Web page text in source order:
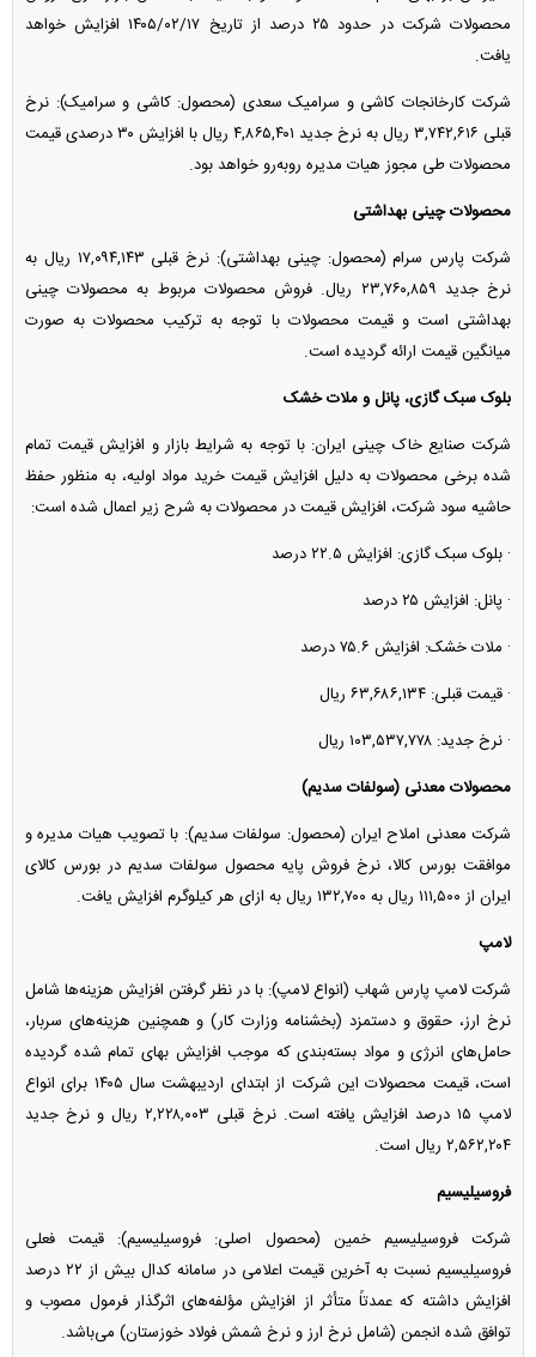
محصولات شرکت در حدود ۲۵ درصد از تاریخ ۱۴۰۵/۰۲/۱۷ افزایش خواهد
یافت.
شرکت کارخانجات کاشی و سرامیک سعدی (محصول: کاشی و سرامیک): نرخ
قبلی ۳,۷۴۲,۶۱۶ ریال به نرخ جدید ۴,۸۶۵,۴۰۱ ریال با افزایش ۳۰ درصدی قیمت
محصولات طی مجوز هیات مدیره رو‌به‌رو خواهد بود.
محصولات چینی بهداشتی
شرکت پارس سرام (محصول: چینی بهداشتی): نرخ قبلی ۱۷,۰۹۴,۱۴۳ ریال به
نرخ جدید ۲۳,۷۶۰,۸۵۹ ریال. فروش محصولات مربوط به محصولات چینی
بهداشتی است و قیمت محصولات با توجه به ترکیب محصولات به صورت
میانگین قیمت ارائه گردیده است.
بلوک سبک گازی، پانل و ملات خشک
شرکت صنایع خاک چینی ایران: با توجه به شرایط بازار و افزایش قیمت تمام
شده برخی محصولات به دلیل افزایش قیمت خرید مواد اولیه، به منظور حفظ
حاشیه سود شرکت، افزایش قیمت در محصولات به شرح زیر اعمال شده است:
· بلوک سبک گازی: افزایش ۲۲.۵ درصد
· پانل: افزایش ۲۵ درصد
· ملات خشک: افزایش ۷۵.۶ درصد
· قیمت قبلی: ۶۳,۶۸۶,۱۳۴ ریال
· نرخ جدید: ۱۰۳,۵۳۷,۷۷۸ ریال
محصولات معدنی (سولفات سدیم)
شرکت معدنی املاح ایران (محصول: سولفات سدیم): با تصویب هیات مدیره و
موافقت بورس کالا، نرخ فروش پایه محصول سولفات سدیم در بورس کالای
ایران از ۱۱۱,۵۰۰ ریال به ۱۳۲,۷۰۰ ریال به ازای هر کیلوگرم افزایش یافت.
لامپ
شرکت لامپ پارس شهاب (انواع لامپ): با در نظر گرفتن افزایش هزینه‌ها شامل
نرخ ارز، حقوق و دستمزد (بخشنامه وزارت کار) و همچنین هزینه‌های سربار،
حامل‌های انرژی و مواد بسته‌بندی که موجب افزایش بهای تمام شده گردیده
است، قیمت محصولات این شرکت از ابتدای اردیبهشت سال ۱۴۰۵ برای انواع
لامپ ۱۵ درصد افزایش یافته است. نرخ قبلی ۲,۲۲۸,۰۰۳ ریال و نرخ جدید
۲,۵۶۲,۲۰۴ ریال است.
فروسیلیسیم
شرکت فروسیلیسیم خمین (محصول اصلی: فروسیلیسیم): قیمت فعلی
فروسیلیسیم نسبت به آخرین قیمت اعلامی در سامانه کدال بیش از ۲۲ درصد
افزایش داشته که عمدتاً متأثر از افزایش مؤلفه‌های اثرگذار فرمول مصوب و
توافق شده انجمن (شامل نرخ ارز و نرخ شمش فولاد خوزستان) می‌باشد.